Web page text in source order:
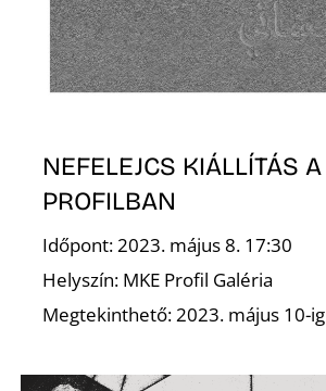
NEFELEJCS KIÁLLÍTÁS A
PROFILBAN
Időpont: 2023. május 8. 17:30
Helyszín: MKE Profil Galéria
Megtekinthető: 2023. május 10-ig